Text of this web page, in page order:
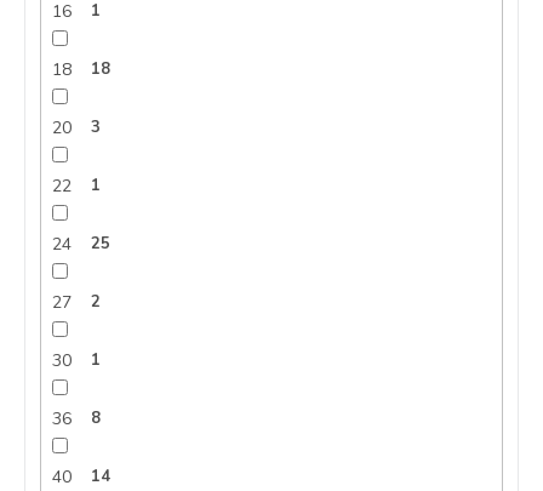
16 1
18 18
20 3
22 1
24 25
27 2
30 1
36 8
40 14